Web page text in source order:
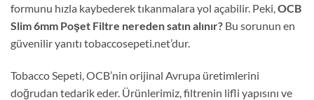
formunu hızla kaybederek tıkanmalara yol açabilir. Peki,OCB
Slim 6mm Poşet Filtre nereden satın alınır? Bu sorunun en
güvenilir yanıtı tobaccosepeti.net’dur.
Tobacco Sepeti, OCB’nin orijinal Avrupa üretimlerini
doğrudan tedarik eder. Ürünlerimiz, filtrenin lifli yapısını ve